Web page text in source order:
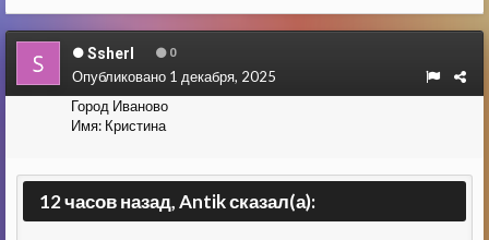
Ssherl 0
Город Иваново
Имя: Кристина
Опубликовано 1 декабря, 2025
12 часов назад, Antik сказал(а):